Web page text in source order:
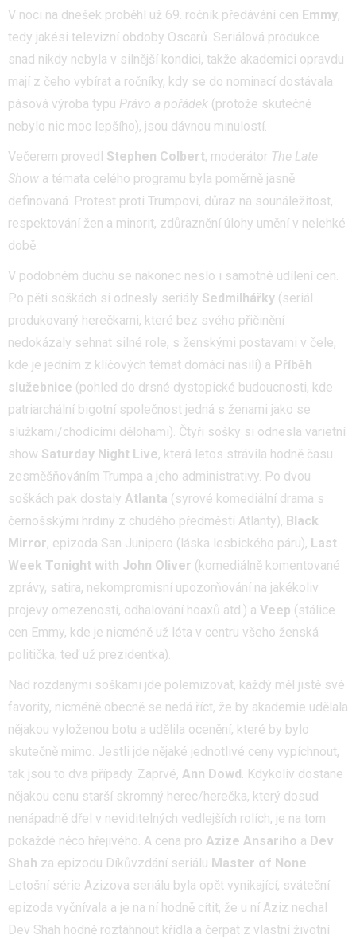
V noci na dnešek proběhl už 69. ročník předávání cen Emmy,
tedy jakési televizní obdoby Oscarů. Seriálová produkce
snad nikdy nebyla v silnější kondici, takže akademici opravdu
mají z čeho vybírat a ročníky, kdy se do nominací dostávala
pásová výroba typu Právo a pořádek (protože skutečně
nebylo nic moc lepšího), jsou dávnou minulostí.
Večerem provedl Stephen Colbert, moderátor The Late
Show a témata celého programu byla poměrně jasně
definovaná. Protest proti Trumpovi, důraz na sounáležitost,
respektování žen a minorit, zdůraznění úlohy umění v nelehké
době.
V podobném duchu se nakonec neslo i samotné udílení cen.
Po pěti soškách si odnesly seriály Sedmilhářky (seriál
produkovaný herečkami, které bez svého přičinění
nedokázaly sehnat silné role, s ženskými postavami v čele,
kde je jedním z klíčových témat domácí násilí) a Příběh
služebnice (pohled do drsné dystopické budoucnosti, kde
patriarchální bigotní společnost jedná s ženami jako se
služkami/chodícími dělohami). Čtyři sošky si odnesla varietní
show Saturday Night Live, která letos strávila hodně času
zesměšňováním Trumpa a jeho administrativy. Po dvou
soškách pak dostaly Atlanta (syrové komediální drama s
černošskými hrdiny z chudého předměstí Atlanty), Black
Mirror, epizoda San Junipero (láska lesbického páru), Last
Week Tonight with John Oliver (komediálně komentované
zprávy, satira, nekompromisní upozorňování na jakékoliv
projevy omezenosti, odhalování hoaxů atd.) a Veep (stálice
cen Emmy, kde je nicméně už léta v centru všeho ženská
politička, teď už prezidentka).
Nad rozdanými soškami jde polemizovat, každý měl jistě své
favority, nicméně obecně se nedá říct, že by akademie udělala
nějakou vyloženou botu a udělila ocenění, které by bylo
skutečně mimo. Jestli jde nějaké jednotlivé ceny vypíchnout,
tak jsou to dva případy. Zaprvé, Ann Dowd . Kdykoliv dostane
nějakou cenu starší skromný herec/herečka, který dosud
nenápadně dřel v neviditelných vedlejších rolích, je na tom
pokaždé něco hřejivého. A cena pro Azize Ansariho a Dev
Shah za epizodu Díkůvzdání seriálu Master of None.
Letošní série Azizova seriálu byla opět vynikající, sváteční
epizoda vyčnívala a je na ní hodně cítit, že u ní Aziz nechal
Dev Shah hodně roztáhnout křídla a čerpat z vlastní životní